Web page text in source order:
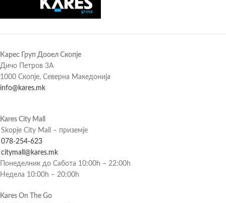
Карес Груп Дооел Скопје
Дичо Петров 3А
1000 Скопје, Северна Македонија
info@kares.mk
Kares City Mall
Skopje City Mall – приземје
078-254-623
citymall@kares.mk
Понеделник до Сабота 10:00h – 22:00h
Недела 10:00h – 20:00h
Kares On The Go